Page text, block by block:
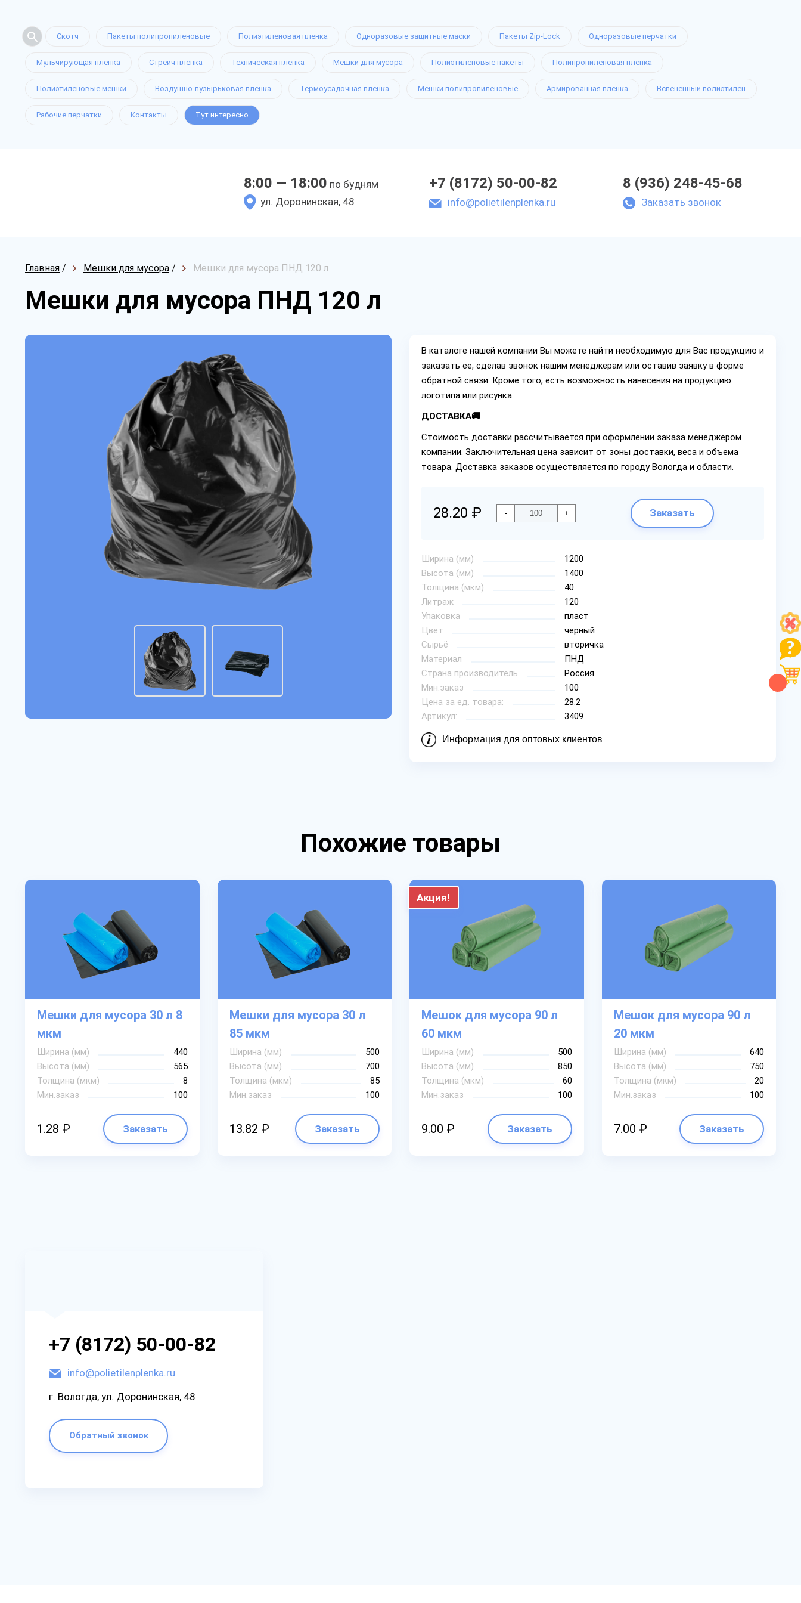
Скотч Пакеты полипропиленовые Полиэтиленовая пленка Одноразовые защитные маски Пакеты Zip-Lock Одноразовые перчатки
Мульчирующая пленка Стрейч пленка Техническая пленка Мешки для мусора Полиэтиленовые пакеты Полипропиленовая пленка
Полиэтиленовые мешки Воздушно-пузырьковая пленка Термоусадочная пленка Мешки полипропиленовые Армированная пленка Вспененный полиэтилен
Рабочие перчатки Контакты Тут интересно
8:00 — 18:00 по будням
ул. Доронинская, 48
+7 (8172) 50-00-82
info@polietilenplenka.ru
8 (936) 248-45-68
Заказать звонок
Главная / Мешки для мусора / Мешки для мусора ПНД 120 л
Мешки для мусора ПНД 120 л
В каталоге нашей компании Вы можете найти необходимую для Вас продукцию и
заказать ее, сделав звонок нашим менеджерам или оставив заявку в форме
обратной связи. Кроме того, есть возможность нанесения на продукцию
логотипа или рисунка.
ДОСТАВКА🚚
Стоимость доставки рассчитывается при оформлении заказа менеджером
компании. Заключительная цена зависит от зоны доставки, веса и объема
товара. Доставка заказов осуществляется по городу Вологда и области.
28.20 ₽ - + Заказать
Ширина (мм)
1200
Высота (мм)
1400
Толщина (мкм)
40
Литраж
120
Упаковка
пласт
Цвет
черный
Сырьё
вторичка
Материал
ПНД
Страна производитель
Россия
Мин.заказ
100
Цена за ед. товара:
28.2
Артикул:
3409
Информация для оптовых клиентов
Похожие товары
Мешки для мусора 30 л 8
мкм
Ширина (мм)
440
Высота (мм)
565
Толщина (мкм)
8
Мин.заказ
100
1.28 ₽ Заказать
Мешки для мусора 30 л
85 мкм
Ширина (мм)
500
Высота (мм)
700
Толщина (мкм)
85
Мин.заказ
100
13.82 ₽ Заказать
Акция!
Мешок для мусора 90 л
60 мкм
Ширина (мм)
500
Высота (мм)
850
Толщина (мкм)
60
Мин.заказ
100
9.00 ₽ Заказать
Мешок для мусора 90 л
20 мкм
Ширина (мм)
640
Высота (мм)
750
Толщина (мкм)
20
Мин.заказ
100
7.00 ₽ Заказать
+7 (8172) 50-00-82
info@polietilenplenka.ru
г. Вологда, ул. Доронинская, 48
Обратный звонок